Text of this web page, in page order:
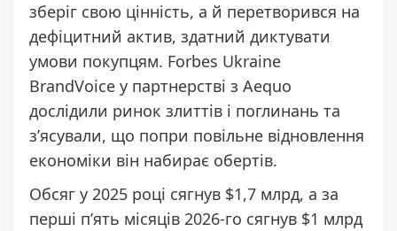
зберіг свою цінність, а й перетворився на
дефіцитний актив, здатний диктувати
умови покупцям. Forbes Ukraine
BrandVoice у партнерстві з Aequo
дослідили ринок злиттів і поглинань та
зʼясували, що попри повільне відновлення
економіки він набирає обертів.
Обсяг у 2025 році сягнув $1,7 млрд, а за
перші пʼять місяців 2026-го сягнув $1 млрд